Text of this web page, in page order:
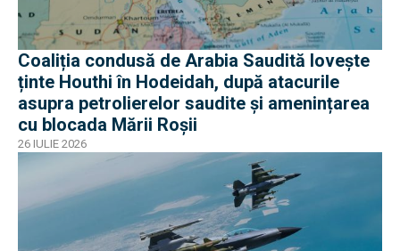
Coaliția condusă de Arabia Saudită lovește
ținte Houthi în Hodeidah, după atacurile
asupra petrolierelor saudite și amenințarea
cu blocada Mării Roșii
26 IULIE 2026